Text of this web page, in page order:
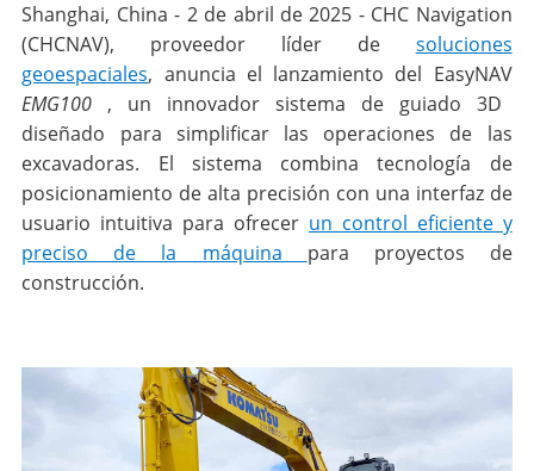
Shanghai, China - 2 de abril de 2025 - CHC Navigation
(CHCNAV), proveedor líder de soluciones
geoespaciales, anuncia el lanzamiento del EasyNAV
EMG100 , un innovador sistema de guiado 3D
diseñado para simplificar las operaciones de las
excavadoras. El sistema combina tecnología de
posicionamiento de alta precisión con una interfaz de
usuario intuitiva para ofrecer un control eficiente y
preciso de la máquina para proyectos de
construcción.